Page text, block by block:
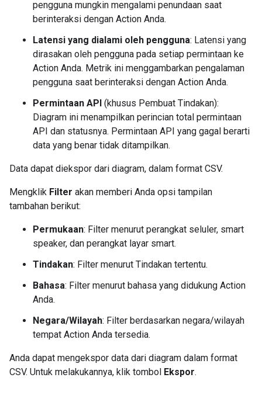
pengguna mungkin mengalami penundaan saat
berinteraksi dengan Action Anda.
Latensi yang dialami oleh pengguna: Latensi yang
dirasakan oleh pengguna pada setiap permintaan ke
Action Anda. Metrik ini menggambarkan pengalaman
pengguna saat berinteraksi dengan Action Anda.
Permintaan API (khusus Pembuat Tindakan):
Diagram ini menampilkan perincian total permintaan
API dan statusnya. Permintaan API yang gagal berarti
data yang benar tidak ditampilkan.
Data dapat diekspor dari diagram, dalam format CSV.
Mengklik Filter akan memberi Anda opsi tampilan
tambahan berikut:
Permukaan: Filter menurut perangkat seluler, smart
speaker, dan perangkat layar smart.
Tindakan: Filter menurut Tindakan tertentu.
Bahasa: Filter menurut bahasa yang didukung Action
Anda.
Negara/Wilayah: Filter berdasarkan negara/wilayah
tempat Action Anda tersedia.
Anda dapat mengekspor data dari diagram dalam format
CSV. Untuk melakukannya, klik tombol Ekspor.